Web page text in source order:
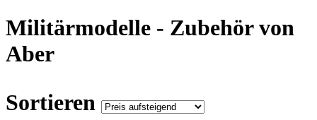
Militärmodelle - Zubehör von
Aber
Sortieren